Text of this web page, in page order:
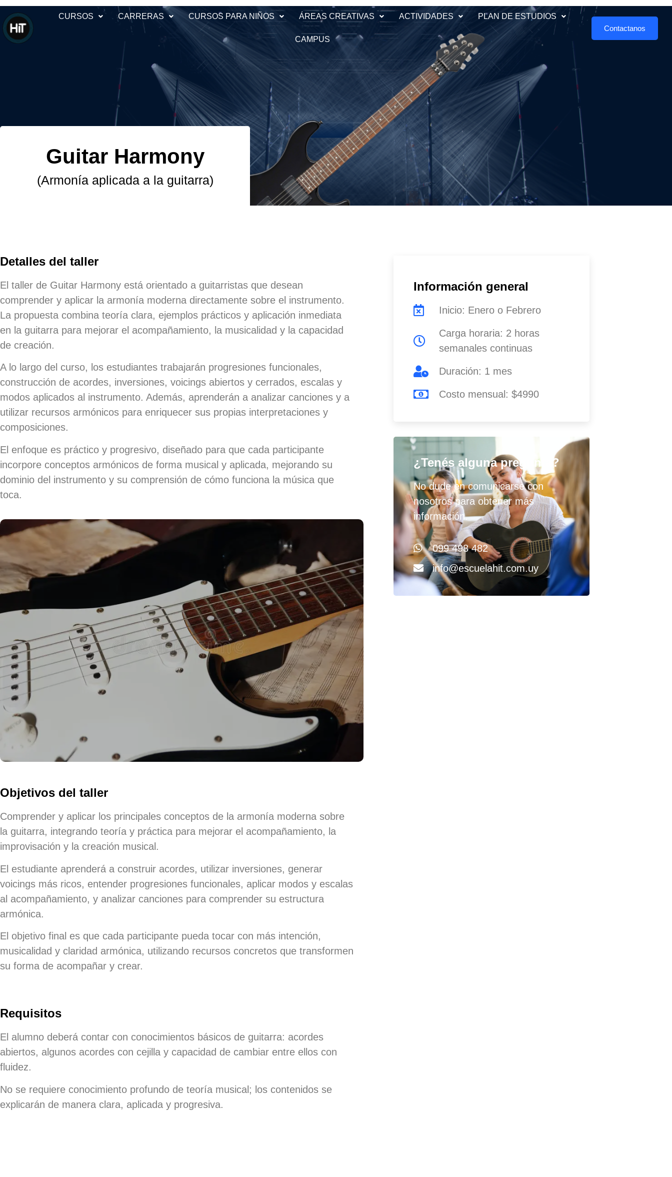
CURSOS CARRERAS CURSOS PARA NIÑOS ÁREAS CREATIVAS ACTIVIDADES PLAN DE ESTUDIOS
CAMPUS
Contactanos
Guitar Harmony
(Armonía aplicada a la guitarra)
Detalles del taller
El taller de Guitar Harmony está orientado a guitarristas que desean
comprender y aplicar la armonía moderna directamente sobre el instrumento.
La propuesta combina teoría clara, ejemplos prácticos y aplicación inmediata
en la guitarra para mejorar el acompañamiento, la musicalidad y la capacidad
de creación.
A lo largo del curso, los estudiantes trabajarán progresiones funcionales,
construcción de acordes, inversiones, voicings abiertos y cerrados, escalas y
modos aplicados al instrumento. Además, aprenderán a analizar canciones y a
utilizar recursos armónicos para enriquecer sus propias interpretaciones y
composiciones.
El enfoque es práctico y progresivo, diseñado para que cada participante
incorpore conceptos armónicos de forma musical y aplicada, mejorando su
dominio del instrumento y su comprensión de cómo funciona la música que
toca.
Objetivos del taller
Comprender y aplicar los principales conceptos de la armonía moderna sobre
la guitarra, integrando teoría y práctica para mejorar el acompañamiento, la
improvisación y la creación musical.
El estudiante aprenderá a construir acordes, utilizar inversiones, generar
voicings más ricos, entender progresiones funcionales, aplicar modos y escalas
al acompañamiento, y analizar canciones para comprender su estructura
armónica.
El objetivo final es que cada participante pueda tocar con más intención,
musicalidad y claridad armónica, utilizando recursos concretos que transformen
su forma de acompañar y crear.
Requisitos
El alumno deberá contar con conocimientos básicos de guitarra: acordes
abiertos, algunos acordes con cejilla y capacidad de cambiar entre ellos con
fluidez.
No se requiere conocimiento profundo de teoría musical; los contenidos se
explicarán de manera clara, aplicada y progresiva.
Información general
Inicio: Enero o Febrero
Carga horaria: 2 horas
semanales continuas
Duración: 1 mes
Costo mensual: $4990
¿Tenés alguna pregunta?
No dude en comunicarse con
nosotros para obtener más
información.
099 498 482
info@escuelahit.com.uy